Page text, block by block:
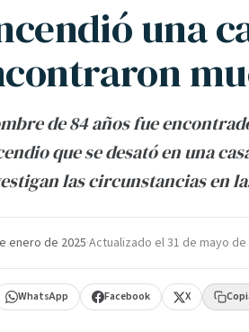
una
de 84 años fue
que se desató en una
las circunstancias en
enero de 2025·Actualizado el31 de mayo de
WhatsApp Facebook X